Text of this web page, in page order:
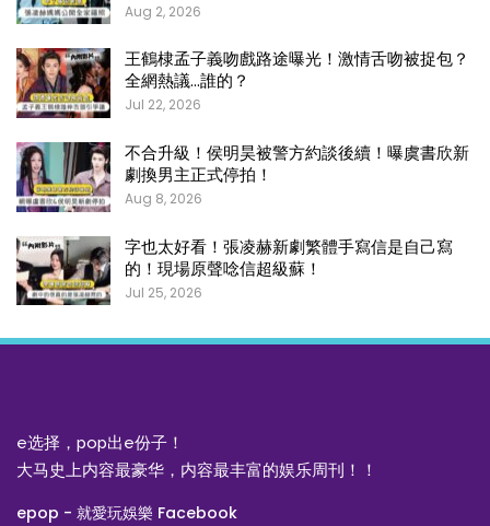
Aug 2, 2026
王鶴棣孟子義吻戲路途曝光！激情舌吻被捉包？
全網熱議…誰的？
Jul 22, 2026
不合升級！侯明昊被警方約談後續！曝虞書欣新
劇換男主正式停拍！
Aug 8, 2026
字也太好看！張凌赫新劇繁體手寫信是自己寫
的！現場原聲唸信超級蘇！
Jul 25, 2026
e选择，pop出e份子！
大马史上内容最豪华，内容最丰富的娱乐周刊！！
epop - 就愛玩娛樂 Facebook